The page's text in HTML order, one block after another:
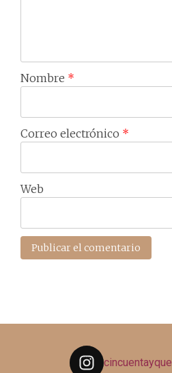
Nombre *
Correo electrónico *
Web
cincuentayque